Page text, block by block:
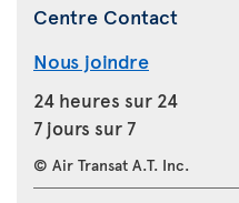
Centre Contact
Nous joindre
24 heures sur 24
7 jours sur 7
© Air Transat A.T. Inc.